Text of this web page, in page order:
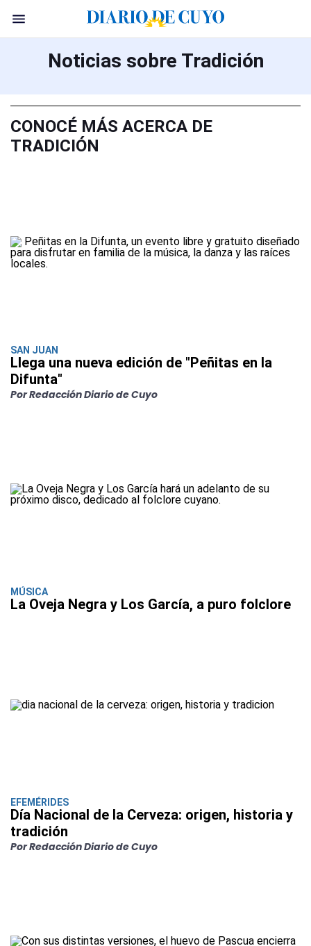
Noticias sobre Tradición
CONOCÉ MÁS ACERCA DE
TRADICIÓN
SAN JUAN
Llega una nueva edición de "Peñitas en la
Difunta"
Por Redacción Diario de Cuyo
MÚSICA
La Oveja Negra y Los García, a puro folclore
EFEMÉRIDES
Día Nacional de la Cerveza: origen, historia y
tradición
Por Redacción Diario de Cuyo